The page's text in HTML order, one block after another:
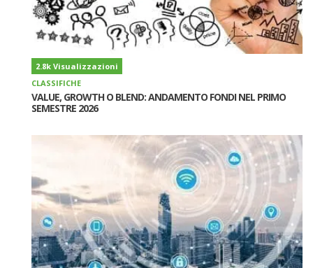
2.8k Visualizzazioni
CLASSIFICHE
VALUE, GROWTH O BLEND: ANDAMENTO FONDI NEL PRIMO
SEMESTRE 2026